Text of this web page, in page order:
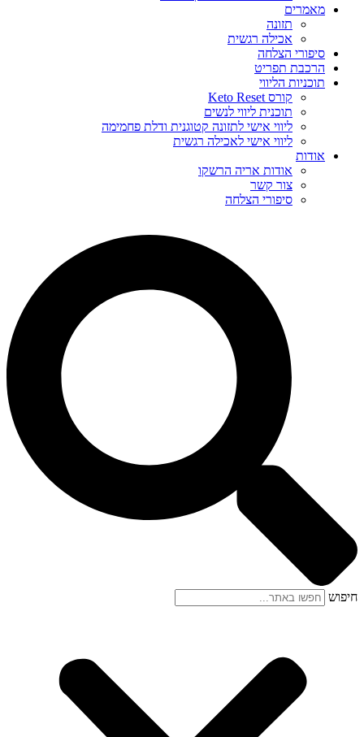
מאמרים
תזונה
אכילה רגשית
סיפורי הצלחה
הרכבת תפריט
תוכניות הליווי
קורס Keto Reset
תוכנית ליווי לנשים
ליווי אישי לתזונה קטוגנית ודלת פחמימה
ליווי אישי לאכילה רגשית
אודות
אודות אריה הרשקו
צור קשר
סיפורי הצלחה
חיפוש